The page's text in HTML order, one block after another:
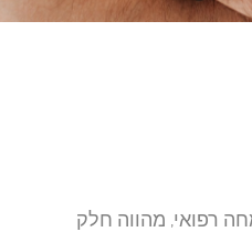
רפואי, מהווה חלק